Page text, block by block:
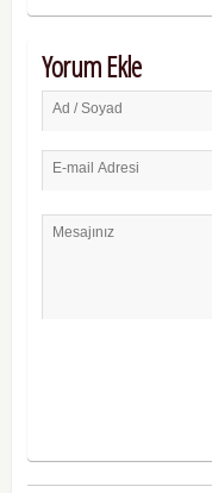
Yorum Ekle
Ad / Soyad
E-mail Adresi
Mesajınız